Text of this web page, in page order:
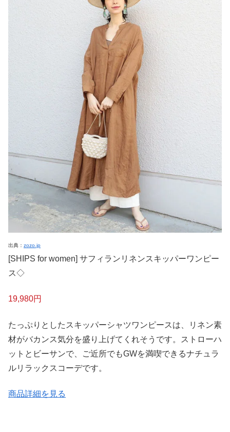
出典： zozo.jp
[SHIPS for women] サフィランリネンスキッパーワンピー
ス◇
19,980円
たっぷりとしたスキッパーシャツワンピースは、リネン素
材がバカンス気分を盛り上げてくれそうです。ストローハ
ットとビーサンで、ご近所でもGWを満喫できるナチュラ
ルリラックスコーデです。
商品詳細を見る